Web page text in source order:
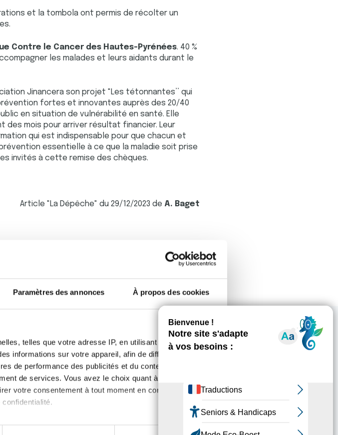
Paramètres des annonces À propos des cookies
telles que votre adresse IP, en utilisant des
informations sur votre appareil, afin de diffuser des
de performance des publicités et du contenu, ainsi que de
de services. Vous avez le choix quant à l'utilisation de
votre consentement à tout moment en consultant la
et la tombola ont permis de récolter un
Contre le Cancer des Hautes-Pyrénées. 40 %
les malades et leurs aidants durant le
Jinancera son projet "Les tétonnantes’’ qui
fortes et innovantes auprès des 20/40
en situation de vulnérabilité en santé. Elle
mois pour arriver résultat financier. Leur
qui est indispensable pour que chacun et
essentielle à ce que la maladie soit prise
invités à cette remise des chèques.
Article "La Dépêche" du 29/12/2023 de A. Baget
vous intéresser